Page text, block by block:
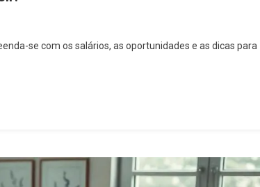
se com os salários, as oportunidades e as dicas para